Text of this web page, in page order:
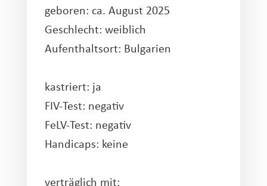
geboren: ca. August 2025
Geschlecht: weiblich
Aufenthaltsort: Bulgarien
kastriert: ja
FIV-Test: negativ
FeLV-Test: negativ
Handicaps: keine
verträglich mit: